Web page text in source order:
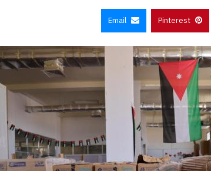
Pinterest
Email